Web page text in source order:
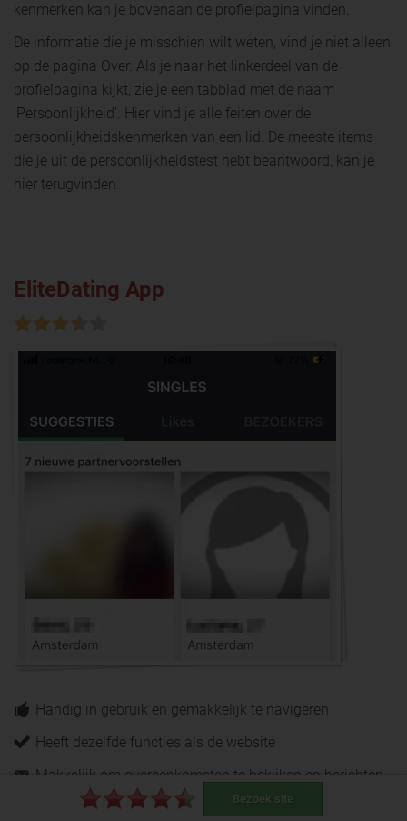
kenmerken kan je bovenaan de profielpagina vinden.
De informatie die je misschien wilt weten, vind je niet alleen
op de pagina Over. Als je naar het linkerdeel van de
profielpagina kijkt, zie je een tabblad met de naam
'Persoonlijkheid'. Hier vind je alle feiten over de
persoonlijkheidskenmerken van een lid. De meeste items
die je uit de persoonlijkheidstest hebt beantwoord, kan je
hier terugvinden.
EliteDating App
Handig in gebruik en gemakkelijk te navigeren
Heeft dezelfde functies als de website
Makkelijk om overeenkomsten te bekijken en berichten
te verzenden
Bezoek site